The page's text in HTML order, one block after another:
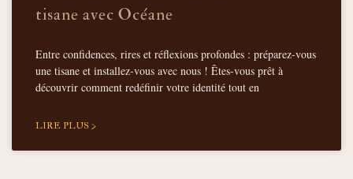
tisane avec Océane
Entre confidences, rires et réflexions profondes : préparez-vous
une tisane et installez-vous avec nous ! Êtes-vous prêt à
découvrir comment redéfinir votre identité tout en
LIRE PLUS >